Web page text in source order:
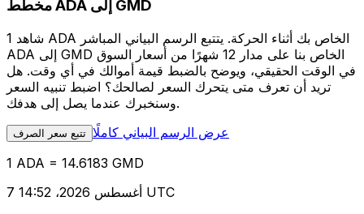
مخطط ADA إلى GMD
شاهد 1 ADA الخاص بك أثناء الحركة. يتتبع الرسم البياني المباشر
ADA إلى GMD الخاص بنا على مدار 12 شهرًا من أسعار السوق
في الوقت الحقيقي، ويوضح بالضبط قيمة أموالك في أي وقت. هل
تريد أن تعرف متى يتحرك السعر لصالحك؟ اضبط تنبيه السعر
وسنخبرك عندما يصل إلى هدفك.
تتبع سعر الصرف عرض الرسم البياني كاملًا
1 ADA = 14.6183 GMD
7 أغسطس 2026، 14:52 UTC